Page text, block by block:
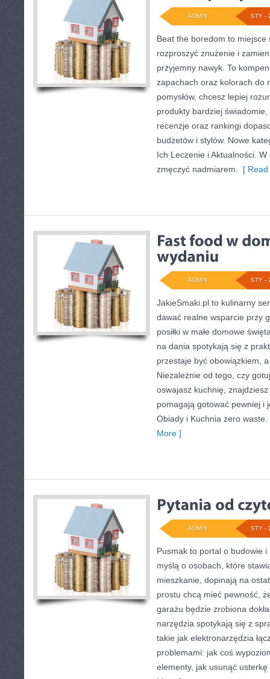
STY -
ADMIN
Beat the boredom to miejsce
rozproszyć znużenie i
przyjemny nawyk. To
zapachach oraz kolorach do
pomysłów, chcesz lepiej
produkty bardziej
recenzje oraz rankingi
budżetów i stylów. Nowe
Ich Leczenie i Aktualności. W
zmęczyć nadmiarem.
[
STY -
ADMIN
JakieSmaki.pl to kulinarny
dawać realne wsparcie przy
posiłki w małe domowe
na dania spotykają się z
przestaje być obowiązkiem,
Niezależnie od tego, czy
oswajasz kuchnię,
pomagają gotować pewniej i
Obiady i Kuchnia zero
More ]
STY -
ADMIN
Pusmak to portal o budowie i
myślą o osobach, które
mieszkanie, dopinają na
prostu chcą mieć pewność,
garażu będzie zrobiona
narzędzia spotykają się z
takie jak elektronarzędzia
problemami: jak coś
elementy, jak usunąć